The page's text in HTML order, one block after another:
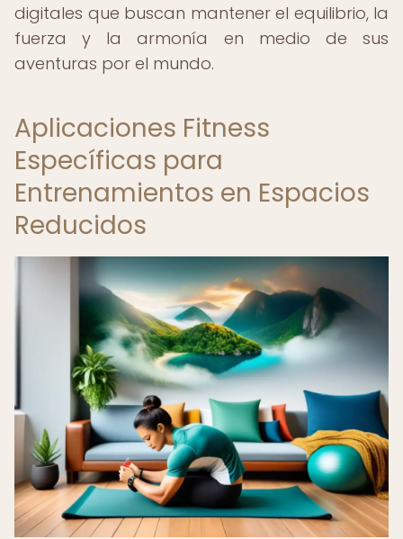
digitales que buscan mantener el equilibrio, la
fuerza y la armonía en medio de sus
aventuras por el mundo.
Aplicaciones Fitness
Específicas para
Entrenamientos en Espacios
Reducidos